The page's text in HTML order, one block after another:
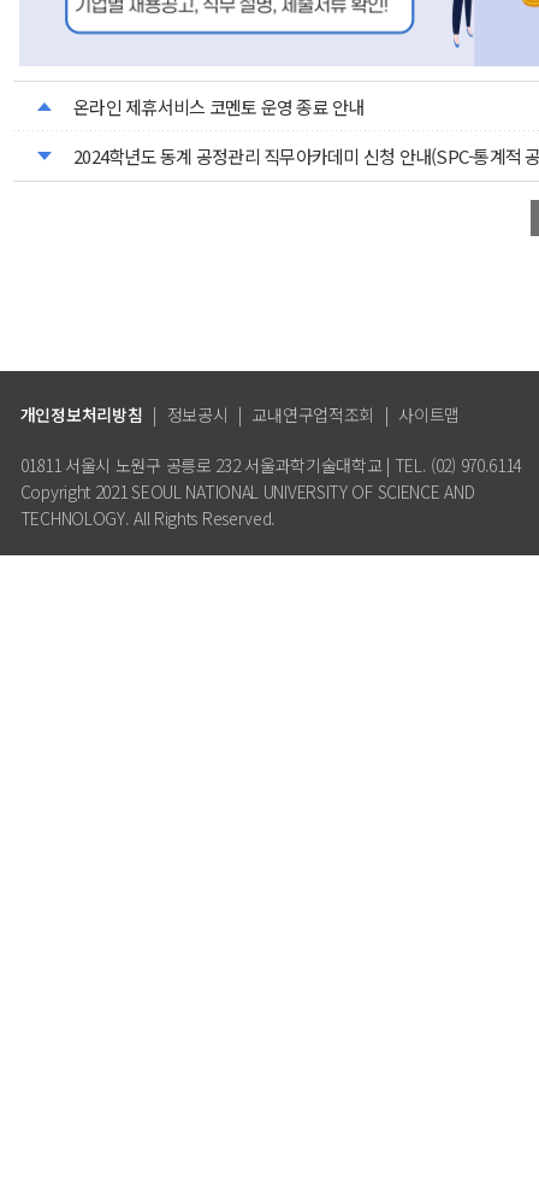
온라인 제휴서비스 코멘토 운영 종료 안내
2024학년도 동계 공정관리 직무아카데미 신청 안내(SPC-통계적
개인정보처리방침 | 정보공시 | 교내연구업적조회 | 사이트맵
01811 서울시 노원구 공릉로 232 서울과학기술대학교 | TEL. (02) 970.6114
Copyright 2021 SEOUL NATIONAL UNIVERSITY OF SCIENCE AND
TECHNOLOGY. All Rights Reserved.